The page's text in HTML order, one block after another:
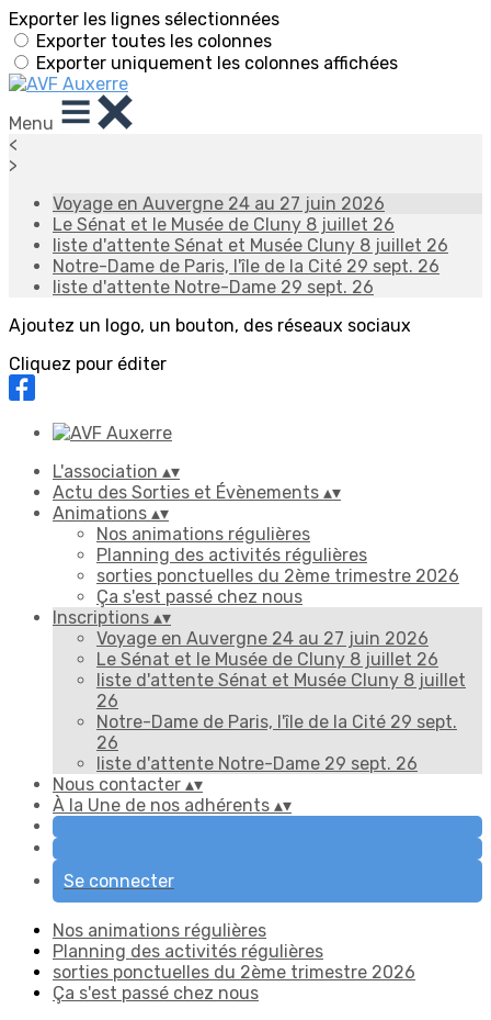
Exporter les lignes sélectionnées
Exporter toutes les colonnes
Exporter uniquement les colonnes affichées
Menu
<
>
Voyage en Auvergne 24 au 27 juin 2026
Le Sénat et le Musée de Cluny 8 juillet 26
liste d'attente Sénat et Musée Cluny 8 juillet 26
Notre-Dame de Paris, l'île de la Cité 29 sept. 26
liste d'attente Notre-Dame 29 sept. 26
Ajoutez un logo, un bouton, des réseaux sociaux
Cliquez pour éditer
L'association ▴▾
Actu des Sorties et Évènements ▴▾
Animations ▴▾
Nos animations régulières
Planning des activités régulières
sorties ponctuelles du 2ème trimestre 2026
Ça s'est passé chez nous
Inscriptions ▴▾
Voyage en Auvergne 24 au 27 juin 2026
Le Sénat et le Musée de Cluny 8 juillet 26
liste d'attente Sénat et Musée Cluny 8 juillet
26
Notre-Dame de Paris, l'île de la Cité 29 sept.
26
liste d'attente Notre-Dame 29 sept. 26
Nous contacter ▴▾
À la Une de nos adhérents ▴▾
Se connecter
Nos animations régulières
Planning des activités régulières
sorties ponctuelles du 2ème trimestre 2026
Ça s'est passé chez nous